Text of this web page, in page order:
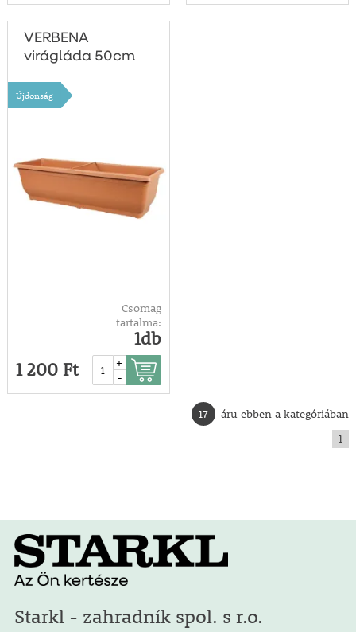
VERBENA
virágláda 50cm
Újdonság
Csomag
tartalma:
1db
1 200 Ft
+
-
17
áru ebben a kategóriában
1
Starkl - zahradník spol. s r.o.